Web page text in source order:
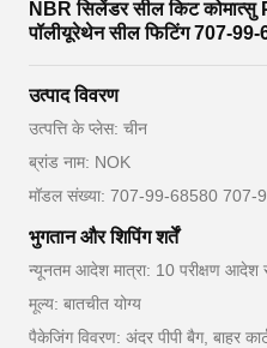
NBR सिलेंडर सील किट
पॉलीयूरेथेन सील फिटिंग 707-
उत्पाद विवरण
उत्पत्ति के प्लेस: चीन
ब्रांड नाम: NOK
मॉडल संख्या: 707-99-68580 707-
भुगतान और शिपिंग शर्तें
न्यूनतम आदेश मात्रा: 10 परीक्षण आदेश
मूल्य: बातचीत योग्य
पैकेजिंग विवरण: अंदर पीपी बैग, बाहर